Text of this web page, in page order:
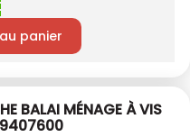
panier
BALAI MÉNAGE À VIS